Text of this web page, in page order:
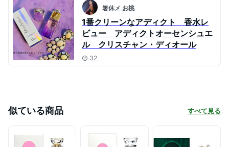
箸休メ お桃
1番クリーンなアディクト 香水レ
ビュー アディクトオーセンシュエ
ル クリスチャン・ディオール
32
似ている商品 すべて見る